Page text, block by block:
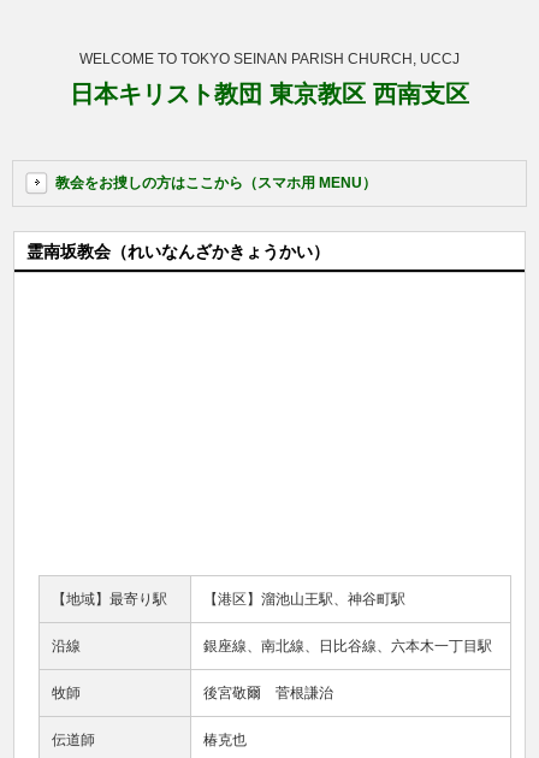
WELCOME TO TOKYO SEINAN PARISH CHURCH, UCCJ
日本キリスト教団 東京教区 西南支区
教会をお捜しの方はここから（スマホ用 MENU）
霊南坂教会（れいなんざかきょうかい）
【地域】最寄り駅 【港区】溜池山王駅、神谷町駅
沿線 銀座線、南北線、日比谷線、六本木一丁目駅
牧師 後宮敬爾 菅根謙治
伝道師 椿克也